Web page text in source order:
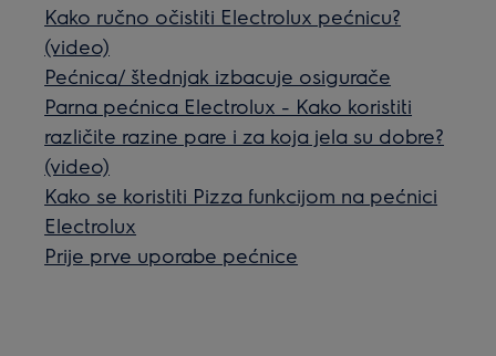
Kako ručno očistiti Electrolux pećnicu?
(video)
Pećnica/ štednjak izbacuje osigurače
Parna pećnica Electrolux - Kako koristiti
različite razine pare i za koja jela su dobre?
(video)
Kako se koristiti Pizza funkcijom na pećnici
Electrolux
Prije prve uporabe pećnice